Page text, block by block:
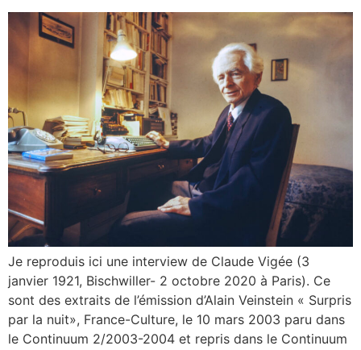
Je reproduis ici une interview de Claude Vigée (3
janvier 1921, Bischwiller- 2 octobre 2020 à Paris). Ce
sont des extraits de l’émission d’Alain Veinstein « Surpris
par la nuit», France-Culture, le 10 mars 2003 paru dans
le Continuum 2/2003-2004 et repris dans le Continuum